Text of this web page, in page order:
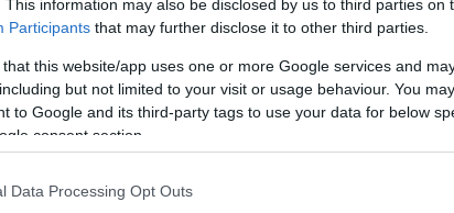
This information may also be disclosed by us to third parties on
Participants that may further disclose it to other third parties.
that this website/app uses one or more Google services and
but not limited to your visit or usage behaviour. You
to Google and its third-party tags to use your data for below
consent section.
Data Processing Opt Outs